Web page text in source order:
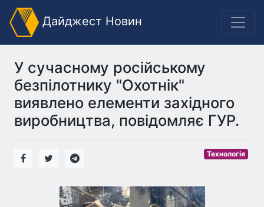
Дайджест Новин
У сучасному російському
безпілотнику "Охотнік"
виявлено елементи західного
виробництва, повідомляє ГУР.
Технологія